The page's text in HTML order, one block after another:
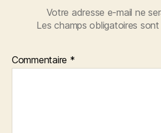
Votre adresse e-mail ne
Les champs obligatoires
Commentaire *